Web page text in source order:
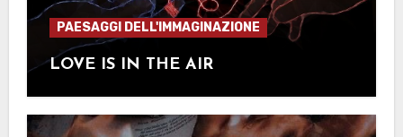
PAESAGGI DELL'IMMAGINAZIONE
LOVE IS IN THE AIR